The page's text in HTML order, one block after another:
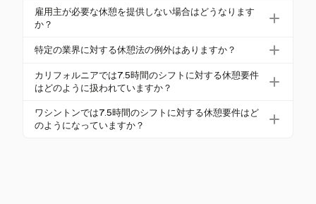
と、4時間ごとに10分の有給の休憩が義務付けられて
います。
ンのような州では、食事と休憩のための特定の義務
があります。雇用主は、法的コンプライアンスを確
保するために州ごとの規制を遵守しなければなりま
せん。
食事休憩は通常30分以上で、従業員が全ての業務か
ら解放されている場合には無給とすることができま
間としてカウントされなければなりません。州の法
律は、それぞれの正確な要件を指定する場合があり
ます。
雇用主が必要な休憩を提供しない場合はどうなります
か？
雇用主が義務付けられた休憩を提供しない場合、従
す。コンプライアンス違反は雇用主に対して罰則を
もたらす可能性があり、州の休憩法を遵守する重要
性を強調します。
特定の業界に対する休憩法の例外はありますか？
はい、医療や緊急サービスなどの特定の業界は、運
営上のニーズにより免除がある場合があります。し
な文書と正当化が必要です。
カリフォルニアでは7.5時間のシフトに対する休憩要件
はどのように扱われていますか？
カリフォルニアでは、5時間以上働く従業員は、30分
の無給の食事休憩と、4時間ごとに10分の有給の休憩
ワシントンでは7.5時間のシフトに対する休憩要件はど
のようになっていますか？